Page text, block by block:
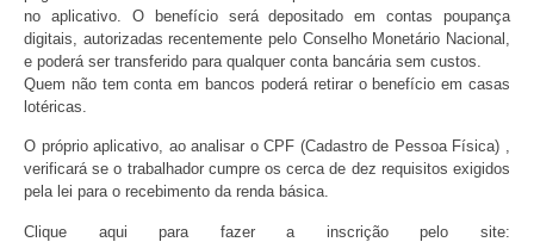
no aplicativo. O benefício será depositado em contas poupança
digitais, autorizadas recentemente pelo Conselho Monetário Nacional,
e poderá ser transferido para qualquer conta bancária sem custos.
Quem não tem conta em bancos poderá retirar o benefício em casas
lotéricas.
O próprio aplicativo, ao analisar o CPF (Cadastro de Pessoa Física) ,
verificará se o trabalhador cumpre os cerca de dez requisitos exigidos
pela lei para o recebimento da renda básica.
Clique aqui para fazer a inscrição pelo site: